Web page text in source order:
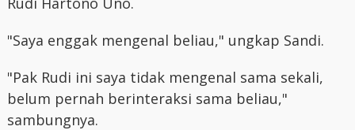
"Saya enggak mengenal beliau," ungkap Sandi.
"Pak Rudi ini saya tidak mengenal sama sekali,
belum pernah berinteraksi sama beliau,"
sambungnya.